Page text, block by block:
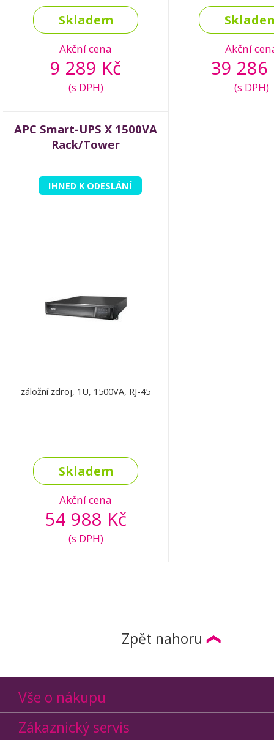
Skladem
Akční cena
9 289 Kč
(s DPH)
Akční
39 286
(s DPH)
APC Smart-UPS X 1500VA
Rack/Tower
IHNED K ODESLÁNÍ
záložní zdroj, 1U, 1500VA, RJ-45
Skladem
Akční cena
54 988 Kč
(s DPH)
Zpět nahoru
Vše o nákupu
Zákaznický servis